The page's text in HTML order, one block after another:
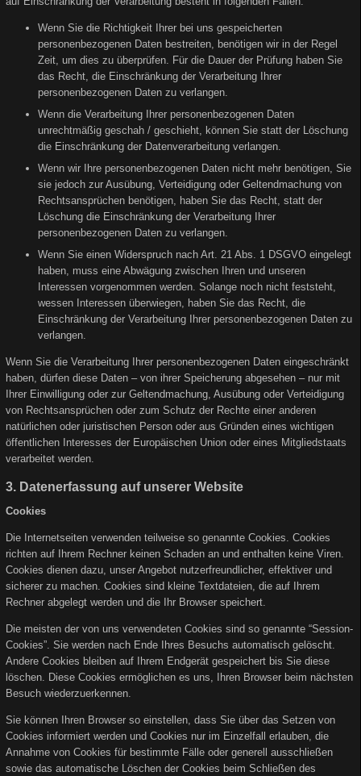
Wenn Sie die Richtigkeit Ihrer bei uns gespeicherten
personenbezogenen Daten bestreiten, benötigen wir in der Regel
Zeit, um dies zu überprüfen. Für die Dauer der Prüfung haben Sie
das Recht, die Einschränkung der Verarbeitung Ihrer
personenbezogenen Daten zu verlangen.
Wenn die Verarbeitung Ihrer personenbezogenen Daten
unrechtmäßig geschah / geschieht, können Sie statt der Löschung
die Einschränkung der Datenverarbeitung verlangen.
Wenn wir Ihre personenbezogenen Daten nicht mehr benötigen, Sie
sie jedoch zur Ausübung, Verteidigung oder Geltendmachung von
Rechtsansprüchen benötigen, haben Sie das Recht, statt der
Löschung die Einschränkung der Verarbeitung Ihrer
personenbezogenen Daten zu verlangen.
Wenn Sie einen Widerspruch nach Art. 21 Abs. 1 DSGVO eingelegt
haben, muss eine Abwägung zwischen Ihren und unseren
Interessen vorgenommen werden. Solange noch nicht feststeht,
wessen Interessen überwiegen, haben Sie das Recht, die
Einschränkung der Verarbeitung Ihrer personenbezogenen Daten zu
verlangen.
Wenn Sie die Verarbeitung Ihrer personenbezogenen Daten eingeschränkt
haben, dürfen diese Daten – von ihrer Speicherung abgesehen – nur mit
Ihrer Einwilligung oder zur Geltendmachung, Ausübung oder Verteidigung
von Rechtsansprüchen oder zum Schutz der Rechte einer anderen
natürlichen oder juristischen Person oder aus Gründen eines wichtigen
öffentlichen Interesses der Europäischen Union oder eines Mitgliedstaats
verarbeitet werden.
3. Datenerfassung auf unserer Website
Cookies
Die Internetseiten verwenden teilweise so genannte Cookies. Cookies
richten auf Ihrem Rechner keinen Schaden an und enthalten keine Viren.
Cookies dienen dazu, unser Angebot nutzerfreundlicher, effektiver und
sicherer zu machen. Cookies sind kleine Textdateien, die auf Ihrem
Rechner abgelegt werden und die Ihr Browser speichert.
Die meisten der von uns verwendeten Cookies sind so genannte “Session-
Cookies”. Sie werden nach Ende Ihres Besuchs automatisch gelöscht.
Andere Cookies bleiben auf Ihrem Endgerät gespeichert bis Sie diese
löschen. Diese Cookies ermöglichen es uns, Ihren Browser beim nächsten
Besuch wiederzuerkennen.
Sie können Ihren Browser so einstellen, dass Sie über das Setzen von
Cookies informiert werden und Cookies nur im Einzelfall erlauben, die
Annahme von Cookies für bestimmte Fälle oder generell ausschließen
sowie das automatische Löschen der Cookies beim Schließen des